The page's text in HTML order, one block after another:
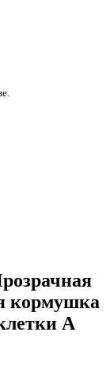
кормушка
A